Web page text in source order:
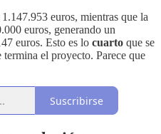
euros, mientras que la
euros, generando un
euros. Esto es lo cuarto que se
el proyecto. Parece que
Suscribirse